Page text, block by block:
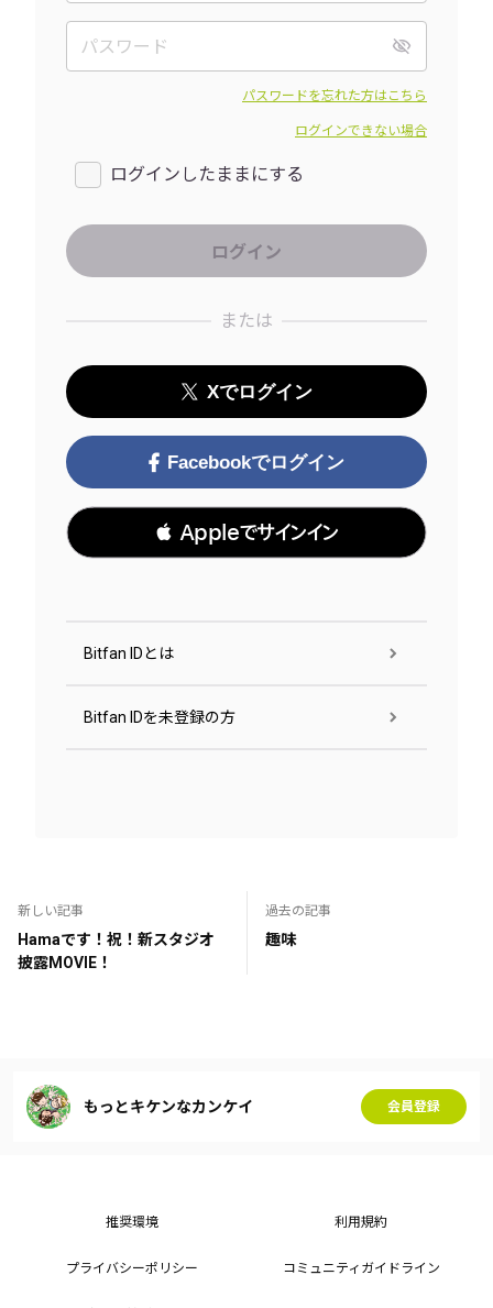
パスワードを忘れた方はこちら
ログインできない場合
ログインしたままにする
または
Xでログイン
Facebookでログイン
 Appleでサインイン
Bitfan IDとは
Bitfan IDを未登録の方
新しい記事
Hamaです！祝！新スタジオ
披露MOVIE！
過去の記事
趣味
もっとキケンなカンケイ 会員登録
推奨環境 利用規約
プライバシーポリシー コミュニティガイドライン